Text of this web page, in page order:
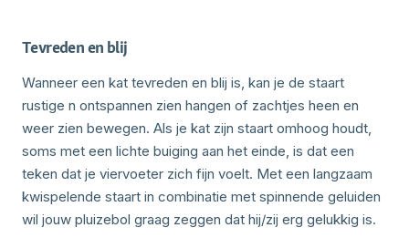
Tevreden en blij
Wanneer een kat tevreden en blij is, kan je de staart
rustige n ontspannen zien hangen of zachtjes heen en
weer zien bewegen. Als je kat zijn staart omhoog houdt,
soms met een lichte buiging aan het einde, is dat een
teken dat je viervoeter zich fijn voelt. Met een langzaam
kwispelende staart in combinatie met spinnende geluiden
wil jouw pluizebol graag zeggen dat hij/zij erg gelukkig is.